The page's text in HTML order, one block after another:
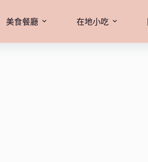
美食餐廳 在地小吃